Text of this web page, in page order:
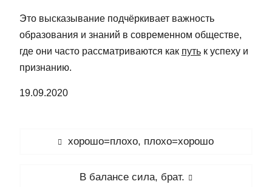
Это высказывание подчёркивает важность
образования и знаний в современном обществе,
где они часто рассматриваются как путьк успеху и
признанию.
19.09.2020
НавигацияПредыдущая
хорошо=плохо, плохо=хорошо
Следующая
В балансе сила, брат.